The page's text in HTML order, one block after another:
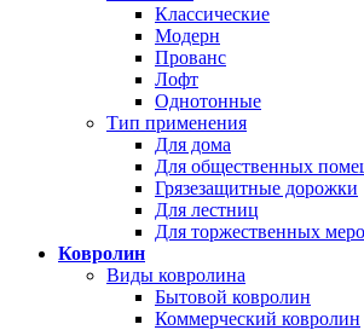
Классические
Модерн
Прованс
Лофт
Однотонные
Тип применения
Для дома
Для общественных
Грязезащитные дорожки
Для лестниц
Для торжественных
Ковролин
Виды ковролина
Бытовой ковролин
Коммерческий ковролин